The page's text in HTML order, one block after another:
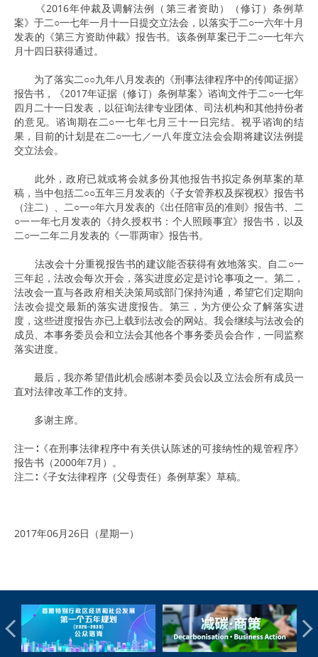
《2016年仲裁及调解法例（第三者资助）（修订）条例草
案》于二○一七年一月十一日提交立法会，以落实于二○一六年十月
发表的《第三方资助仲裁》报告书。该条例草案已于二○一七年六
月十四日获得通过。
为了落实二○○九年八月发表的《刑事法律程序中的传闻证据》
报告书，《2017年证据（修订）条例草案》谘询文件于二○一七年
四月二十一日发表，以征询法律专业团体、司法机构和其他持份者
的意见。谘询期在二○一七年七月三十一日完结。视乎谘询的结
果，目前的计划是在二○一七／一八年度立法会会期将建议法例提
交立法会。
此外，政府已就或将会就多份其他报告书拟定条例草案的草
稿，当中包括二○○五年三月发表的《子女管养权及探视权》报告书
（注二）、二○一○年六月发表的《出任陪审员的准则》报告书、二
○一一年七月发表的《持久授权书：个人照顾事宜》报告书，以及
二○一二年二月发表的《一罪两审》报告书。
法改会十分重视报告书的建议能否获得有效地落实。自二○一
三年起，法改会每次开会，落实进度必定是讨论事项之一。第二，
法改会一直与各政府相关决策局或部门保持沟通，希望它们定期向
法改会提交最新的落实进度报告。第三，为方便公众了解落实进
度，这些进度报告亦已上载到法改会的网站。我会继续与法改会的
成员、本事务委员会和立法会其他各个事务委员会合作，一同监察
落实进度。
最后，我亦希望借此机会感谢本委员会以及立法会所有成员一
直对法律改革工作的支持。
多谢主席。
注一∶《在刑事法律程序中有关供认陈述的可接纳性的规管程序》
报告书（2000年7月）。
注二∶《子女法律程序（父母责任）条例草案》草稿。
2017年06月26日（星期一）